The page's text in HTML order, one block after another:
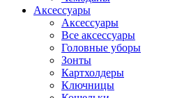
Аксессуары
Аксессуары
Все аксессуары
Головные уборы
Зонты
Картхолдеры
Ключницы